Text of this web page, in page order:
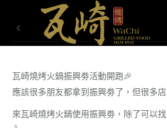
瓦崎燒烤火鍋振興劵活動開跑🎉
應該很多朋友都拿到振興劵了，但很多
來瓦崎燒烤火鍋使用振興劵，除了可以